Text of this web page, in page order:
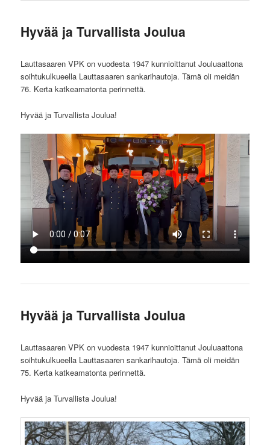
Hyvää ja Turvallista Joulua
Lauttasaaren VPK on vuodesta 1947 kunnioittanut Jouluaattona
soihtukulkueella Lauttasaaren sankarihautoja. Tämä oli meidän
76. Kerta katkeamatonta perinnettä.
Hyvää ja Turvallista Joulua!
Hyvää ja Turvallista Joulua
Lauttasaaren VPK on vuodesta 1947 kunnioittanut Jouluaattona
soihtukulkueella Lauttasaaren sankarihautoja. Tämä oli meidän
75. Kerta katkeamatonta perinnettä.
Hyvää ja Turvallista Joulua!